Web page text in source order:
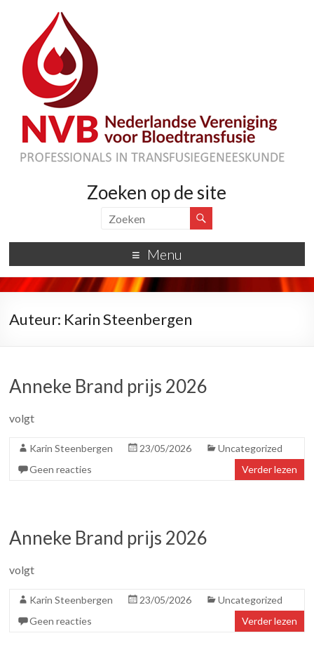
Zoeken op de site
Menu
Auteur: Karin Steenbergen
Anneke Brand prijs 2026
volgt
Karin Steenbergen 23/05/2026
Uncategorized
Geen reacties
Verder lezen
Anneke Brand prijs 2026
volgt
Karin Steenbergen 23/05/2026
Uncategorized
Geen reacties
Verder lezen